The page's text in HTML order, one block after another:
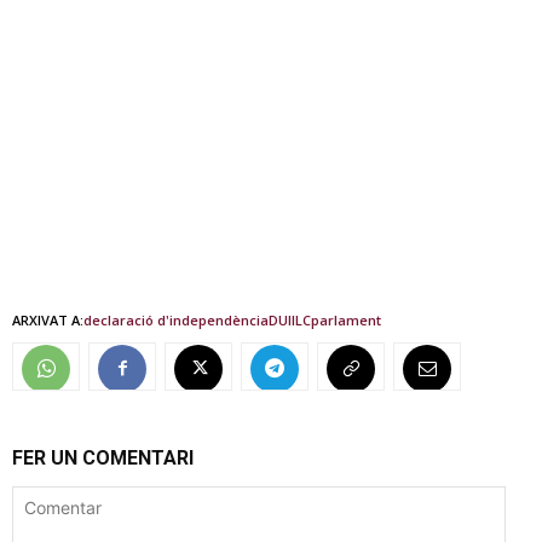
ARXIVAT A:declaració d'independènciaDUIILCparlament
FER UN COMENTARI